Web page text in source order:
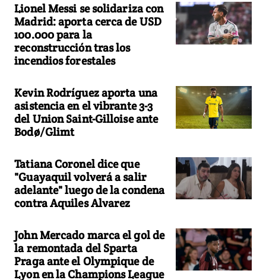
Lionel Messi se solidariza con
Madrid: aporta cerca de USD
100.000 para la
reconstrucción tras los
incendios forestales
Kevin Rodríguez aporta una
asistencia en el vibrante 3-3
del Union Saint-Gilloise ante
Bodø/Glimt
Tatiana Coronel dice que
"Guayaquil volverá a salir
adelante" luego de la condena
contra Aquiles Alvarez
John Mercado marca el gol de
la remontada del Sparta
Praga ante el Olympique de
Lyon en la Champions League